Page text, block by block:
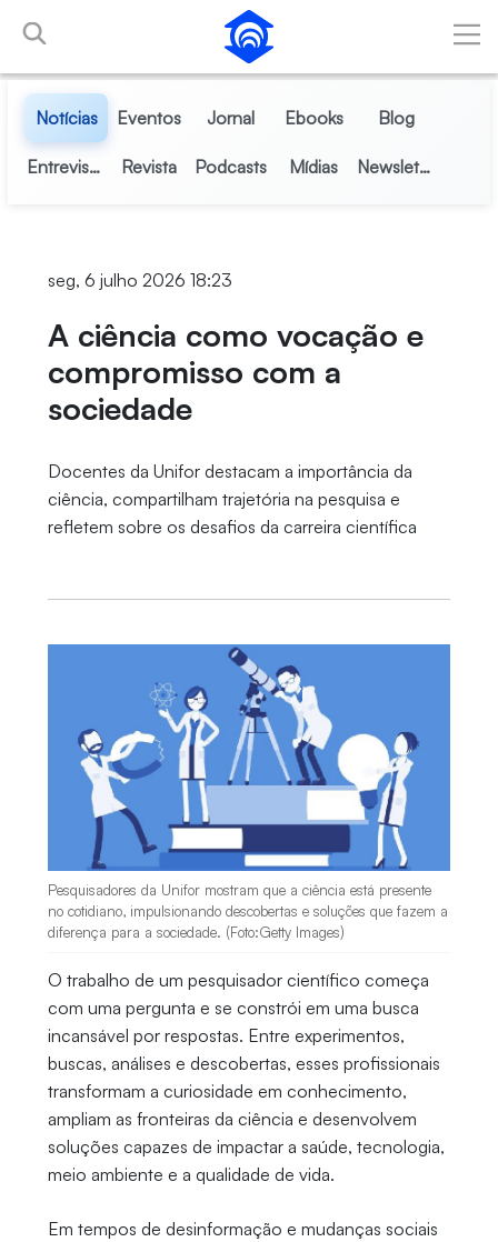
Pular para o Conteúdo principal
Notícias Eventos Jornal Ebooks Blog
Entrevistas Revista Podcasts Mídias Newsletter
seg, 6 julho 2026 18:23
A ciência como vocação e
compromisso com a
sociedade
Docentes da Unifor destacam a importância da
ciência, compartilham trajetória na pesquisa e
refletem sobre os desafios da carreira científica
Pesquisadores da Unifor mostram que a ciência está presente
no cotidiano, impulsionando descobertas e soluções que fazem a
diferença para a sociedade. (Foto:Getty Images)
O trabalho de um pesquisador científico começa
com uma pergunta e se constrói em uma busca
incansável por respostas. Entre experimentos,
buscas, análises e descobertas, esses profissionais
transformam a curiosidade em conhecimento,
ampliam as fronteiras da ciência e desenvolvem
soluções capazes de impactar a saúde, tecnologia,
meio ambiente e a qualidade de vida.
Em tempos de desinformação e mudanças sociais